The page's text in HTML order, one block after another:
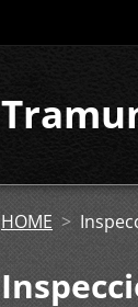
HOME >